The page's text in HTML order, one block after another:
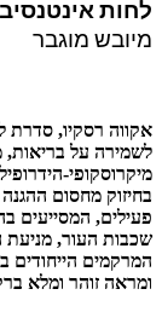
לחות
מיובש מוגבר
אקווה רסקיו, סדרת
לשמירה על בריאות,
מיקרוסקופי-
בחיזוק מחסום
פעילים, המסייעים
שכבות העור, מניעת
המרקמים הייחודים
ומראה זוהר ומלא